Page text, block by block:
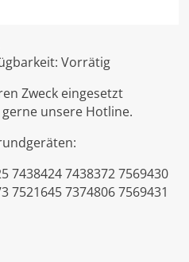
Vorrätig
Zweck eingesetzt
unsere Hotline.
7438424 7438372 7569430
7521645 7374806 7569431